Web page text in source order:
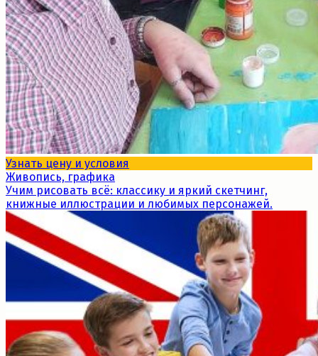
Узнать цену и условия
Живопись, графика
Учим рисовать всё: классику и яркий скетчинг,
книжные иллюстрации и любимых персонажей.